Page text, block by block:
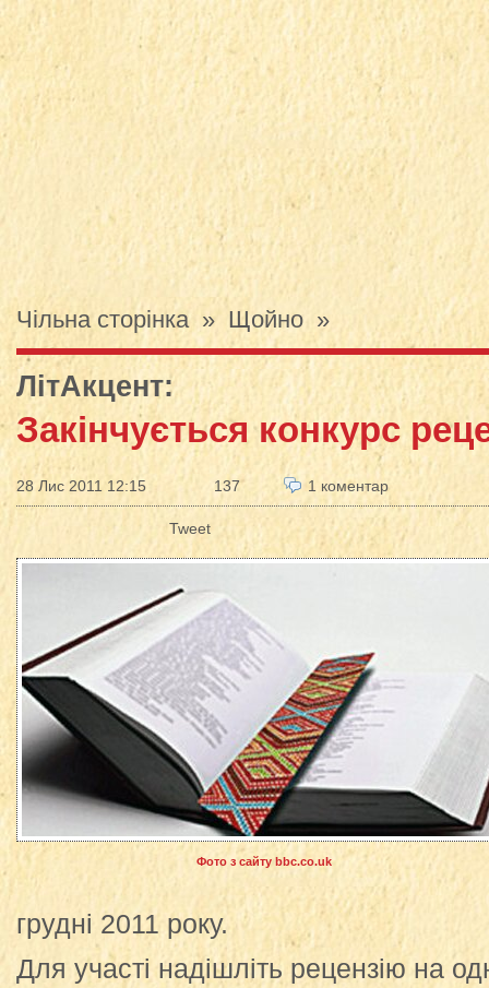
Чільна сторінка» Щойно »
ЛітАкцент:
Закінчується конкурс
28 Лис 2011 12:15 137 1 коментар
Tweet
Фото з сайту bbc.co.uk
грудні 2011 року.
Для участі надішліть рецензію на